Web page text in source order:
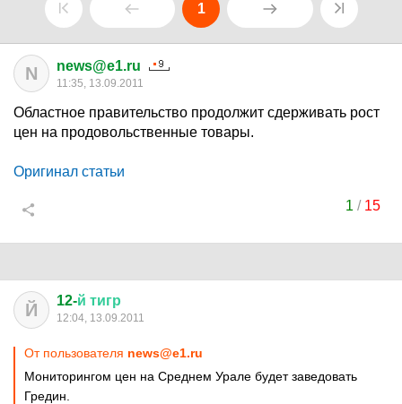
1
N news@e1.ru
11:35, 13.09.2011
Областное правительство продолжит сдерживать рост
цен на продовольственные товары.
Оригинал статьи
1 / 15
Й 12-й тигр
12:04, 13.09.2011
От пользователя news@e1.ru
Мониторингом цен на Среднем Урале будет заведовать
Гредин.